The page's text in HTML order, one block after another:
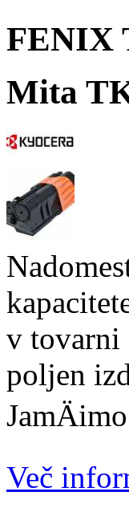
FENIX
Mita
v tovarni
poljen
Več